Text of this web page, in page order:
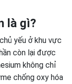
là gì?
yếu ở khu vực
còn lại được
không chỉ
chống oxy hóa